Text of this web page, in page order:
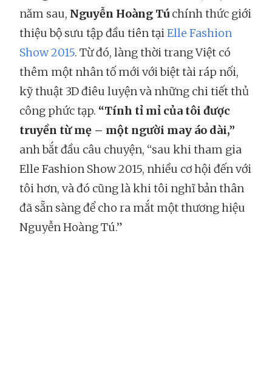
năm sau, Nguyễn Hoàng Tú chính thức giới
thiệu bộ sưu tập đầu tiên tạiElle Fashion
Show 2015. Từ đó, làng thời trang Việt có
thêm một nhân tố mới với biệt tài ráp nối,
kỹ thuật 3D điêu luyện và những chi tiết thủ
công phức tạp. “Tính tỉ mỉ của tôi được
truyền từ mẹ – một người may áo dài,”
anh bắt đầu câu chuyện, “sau khi tham gia
Elle Fashion Show 2015, nhiều cơ hội đến với
tôi hơn, và đó cũng là khi tôi nghĩ bản thân
đã sẵn sàng để cho ra mắt một thương hiệu
Nguyễn Hoàng Tú.”